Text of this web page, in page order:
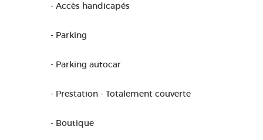
- Accès handicapés
- Parking
- Parking autocar
- Prestation - Totalement couverte
- Boutique